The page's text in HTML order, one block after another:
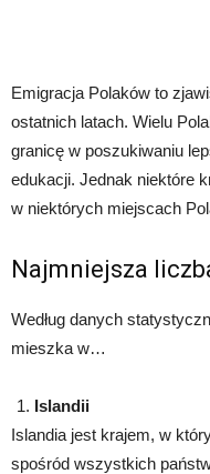
Emigracja Polaków to
ostatnich latach. Wielu
granicę w poszukiwaniu
edukacji. Jednak niektóre
w niektórych miejscach
Najmniejsza
Według danych
mieszka w…
Islandii
Islandia jest krajem, w
spośród wszystkich